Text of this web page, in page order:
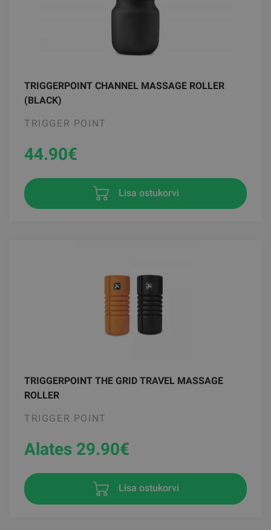
TRIGGERPOINT CHANNEL MASSAGE ROLLER
(BLACK)
TRIGGER POINT
44.90€
Lisa ostukorvi
TRIGGERPOINT THE GRID TRAVEL MASSAGE
ROLLER
TRIGGER POINT
Alates 29.90€
Lisa ostukorvi